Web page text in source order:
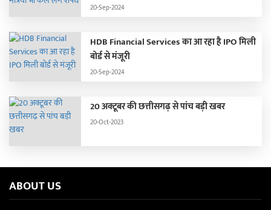
20-Sep-2024
HDB Financial Services का आ रहा है IPO मिली
बोर्ड से मंजूरी
20-Sep-2024
20 अक्टूबर की छत्तीसगढ़ से पांच बड़ी खबर
20-Oct-2023
ABOUT US